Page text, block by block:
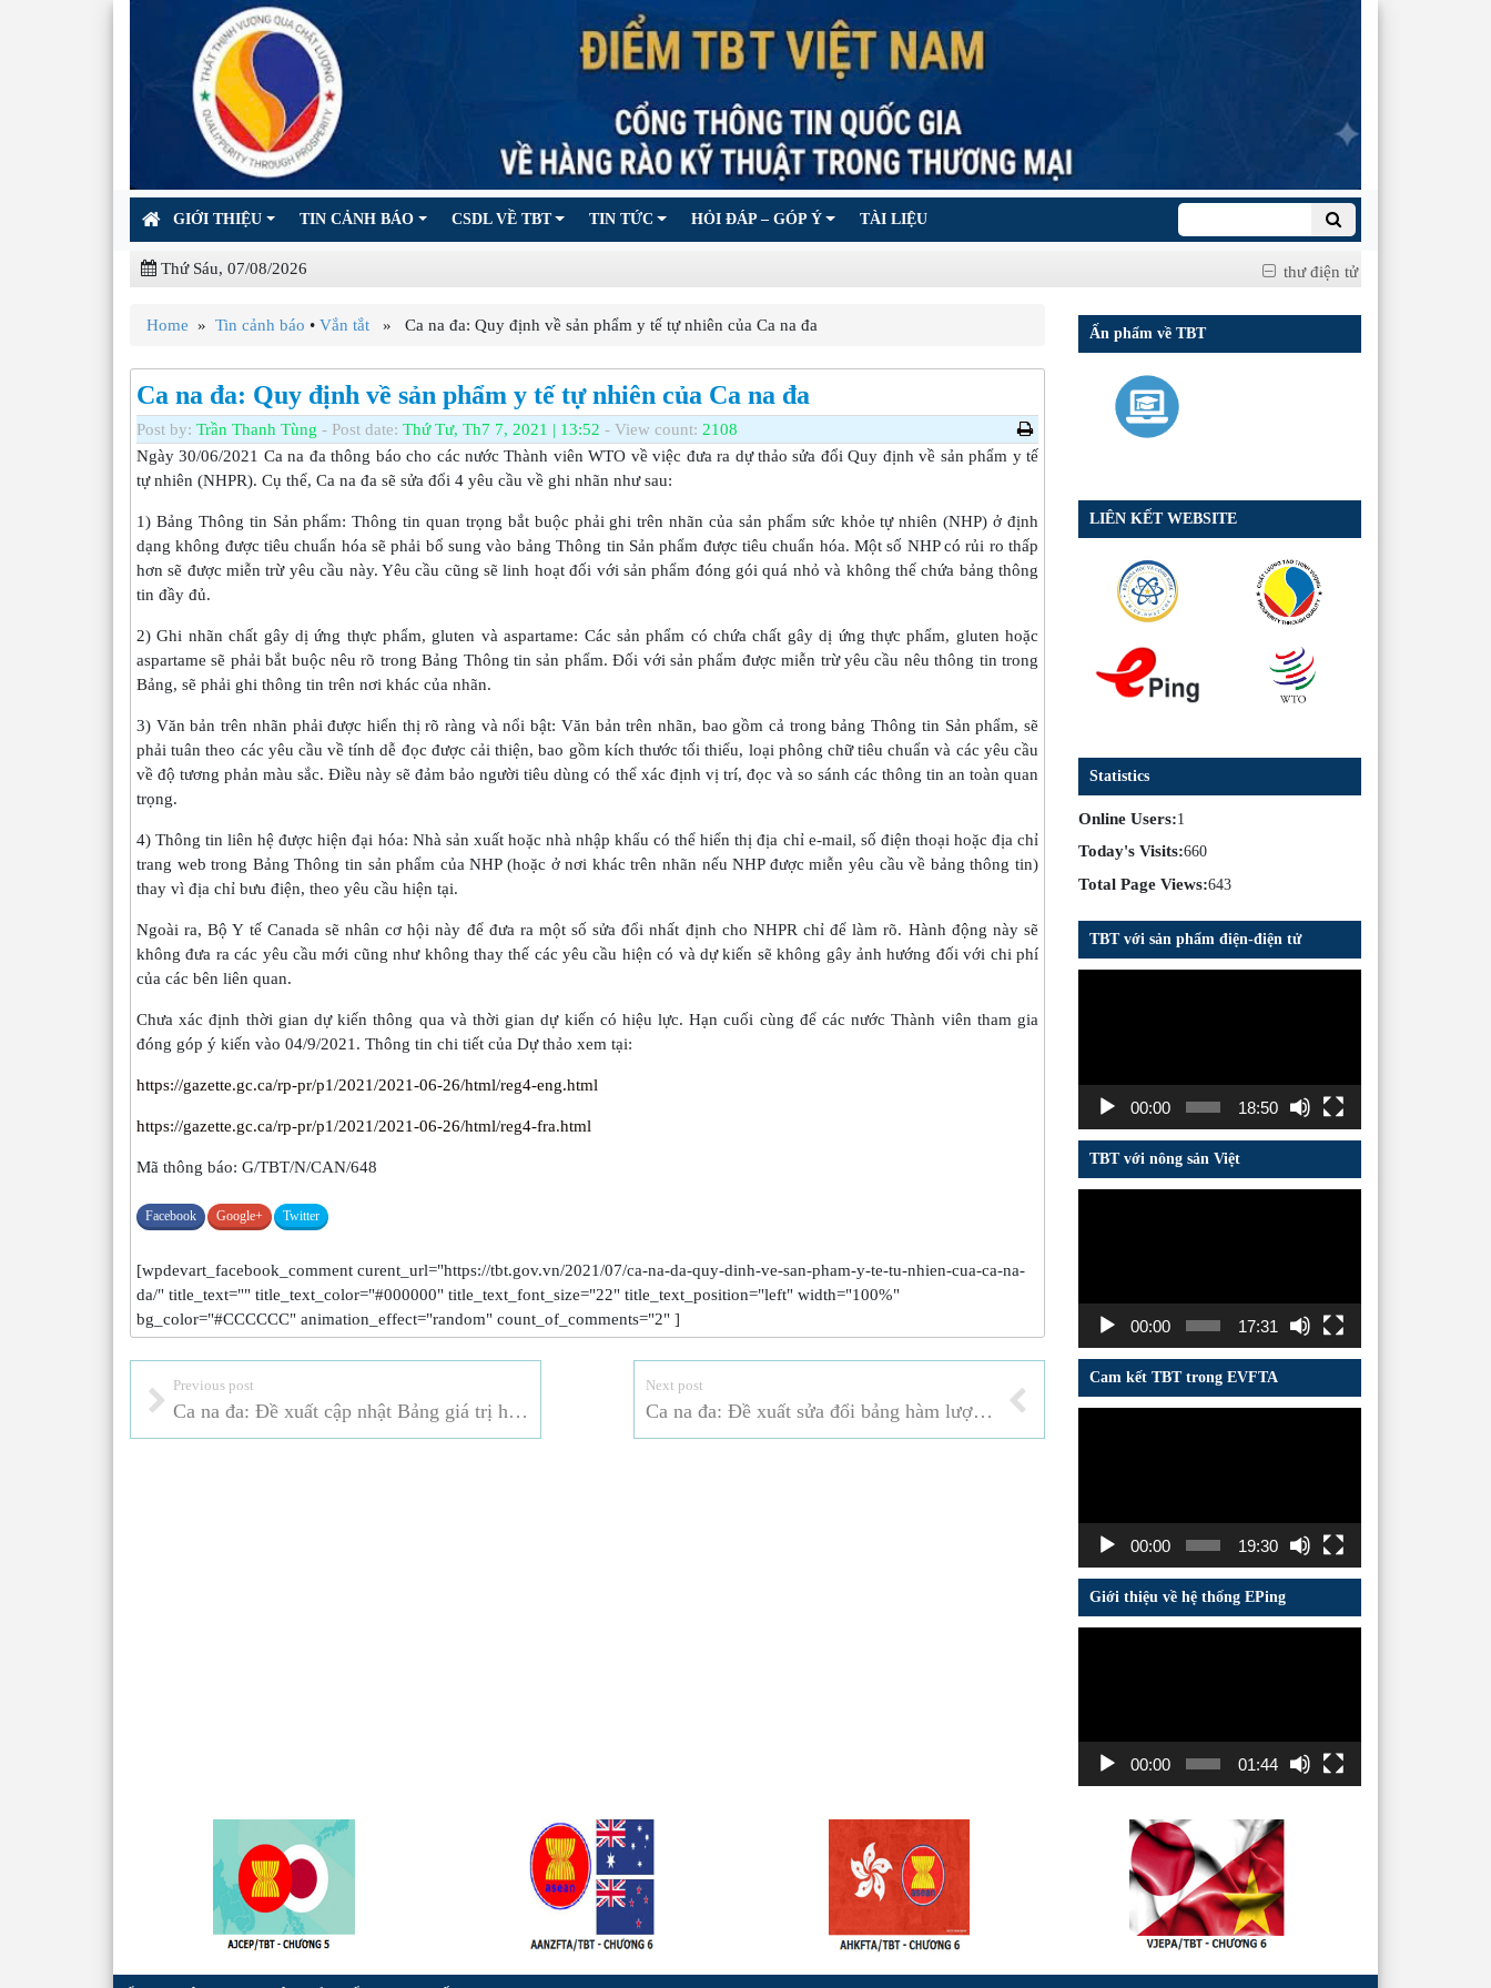
GIỚI THIỆU TIN CẢNH BÁO CSDL VỀ TBT TIN TỨC HỎI ĐÁP – GÓP Ý TÀI LIỆU
Thứ Sáu, 07/08/2026 thư điện tử
Home » Tin cảnh báo • Vắn tắt » Ca na đa: Quy định về sản phẩm y tế tự nhiên của Ca na đa
Ca na đa: Quy định về sản phẩm y tế tự nhiên của Ca na đa
Post by: Trần Thanh Tùng - Post date: Thứ Tư, Th7 7, 2021 | 13:52 - View count: 2108
Ngày 30/06/2021 Ca na đa thông báo cho các nước Thành viên WTO về việc đưa ra dự thảo sửa đổi Quy định về sản phẩm y tế
tự nhiên (NHPR). Cụ thể, Ca na đa sẽ sửa đổi 4 yêu cầu về ghi nhãn như sau:
1) Bảng Thông tin Sản phẩm: Thông tin quan trọng bắt buộc phải ghi trên nhãn của sản phẩm sức khỏe tự nhiên (NHP) ở định
dạng không được tiêu chuẩn hóa sẽ phải bổ sung vào bảng Thông tin Sản phẩm được tiêu chuẩn hóa. Một số NHP có rủi ro thấp
hơn sẽ được miễn trừ yêu cầu này. Yêu cầu cũng sẽ linh hoạt đối với sản phẩm đóng gói quá nhỏ và không thế chứa bảng thông
tin đầy đủ.
2) Ghi nhãn chất gây dị ứng thực phẩm, gluten và aspartame: Các sản phẩm có chứa chất gây dị ứng thực phẩm, gluten hoặc
aspartame sẽ phải bắt buộc nêu rõ trong Bảng Thông tin sản phẩm. Đối với sản phẩm được miễn trừ yêu cầu nêu thông tin trong
Bảng, sẽ phải ghi thông tin trên nơi khác của nhãn.
3) Văn bản trên nhãn phải được hiển thị rõ ràng và nổi bật: Văn bản trên nhãn, bao gồm cả trong bảng Thông tin Sản phẩm, sẽ
phải tuân theo các yêu cầu về tính dễ đọc được cải thiện, bao gồm kích thước tối thiểu, loại phông chữ tiêu chuẩn và các yêu cầu
về độ tương phản màu sắc. Điều này sẽ đảm bảo người tiêu dùng có thể xác định vị trí, đọc và so sánh các thông tin an toàn quan
trọng.
4) Thông tin liên hệ được hiện đại hóa: Nhà sản xuất hoặc nhà nhập khẩu có thể hiển thị địa chỉ e-mail, số điện thoại hoặc địa chỉ
trang web trong Bảng Thông tin sản phẩm của NHP (hoặc ở nơi khác trên nhãn nếu NHP được miễn yêu cầu về bảng thông tin)
thay vì địa chỉ bưu điện, theo yêu cầu hiện tại.
Ngoài ra, Bộ Y tế Canada sẽ nhân cơ hội này để đưa ra một số sửa đổi nhất định cho NHPR chỉ để làm rõ. Hành động này sẽ
không đưa ra các yêu cầu mới cũng như không thay thế các yêu cầu hiện có và dự kiến sẽ không gây ảnh hướng đối với chi phí
của các bên liên quan.
Chưa xác định thời gian dự kiến thông qua và thời gian dự kiến có hiệu lực. Hạn cuối cùng để các nước Thành viên tham gia
đóng góp ý kiến vào 04/9/2021. Thông tin chi tiết của Dự thảo xem tại:
https://gazette.gc.ca/rp-pr/p1/2021/2021-06-26/html/reg4-eng.html
https://gazette.gc.ca/rp-pr/p1/2021/2021-06-26/html/reg4-fra.html
Mã thông báo: G/TBT/N/CAN/648
Facebook Google+ Twitter
[wpdevart_facebook_comment curent_url="https://tbt.gov.vn/2021/07/ca-na-da-quy-dinh-ve-san-pham-y-te-tu-nhien-cua-ca-na-
da/" title_text="" title_text_color="#000000" title_text_font_size="22" title_text_position="left" width="100%"
bg_color="#CCCCCC" animation_effect="random" count_of_comments="2" ]
Previous post
Ca na đa: Đề xuất cập nhật Bảng giá trị hàng ngày của Ca na đa
Next post
Ca na đa: Đề xuất sửa đổi bảng hàm lượng tham chiếu cho Thực phẩm (TRA)
Ấn phẩm về TBT
LIÊN KẾT WEBSITE
Statistics
Online Users:1
Today's Visits:660
Total Page Views:643
TBT với sản phẩm điện-điện tử
00:00 18:50
TBT với nông sản Việt
00:00 17:31
Cam kết TBT trong EVFTA
00:00 19:30
Giới thiệu về hệ thống EPing
00:00 01:44